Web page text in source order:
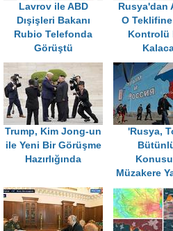
Lavrov ile ABD
Dışişleri Bakanı
Rubio Telefonda
Görüştü
Rusya'dan
O
Kontrolü
Trump, Kim Jong-un
ile Yeni Bir Görüşme
Hazırlığında
'Rusya,
Müzakere